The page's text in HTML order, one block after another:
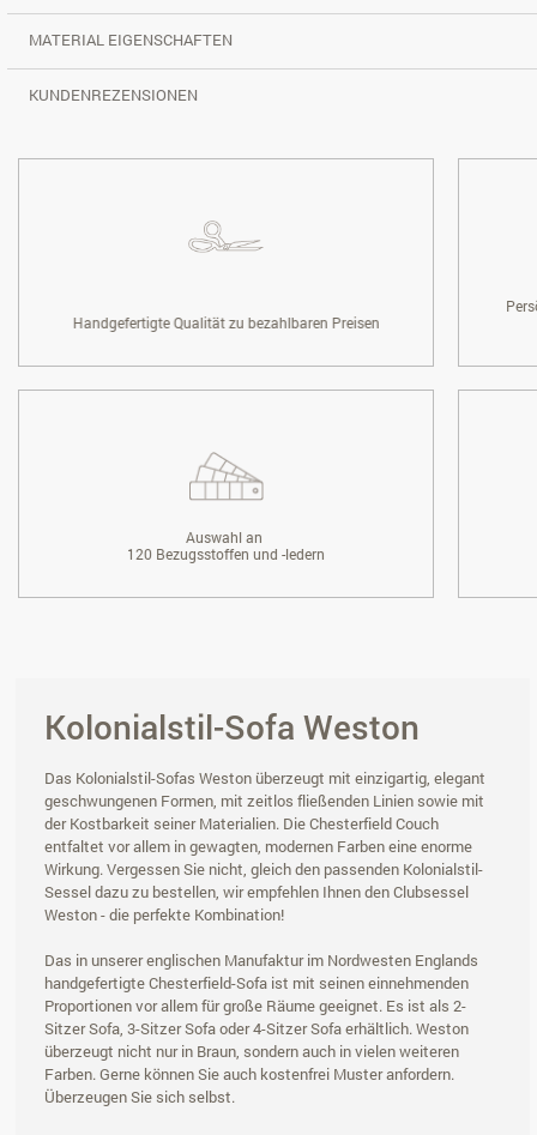
MATERIAL EIGENSCHAFTEN
KUNDENREZENSIONEN
Handgefertigte Qualität zu bezahlbaren Preisen
Auswahl an
120 Bezugsstoffen und -ledern
Kolonialstil-Sofa Weston
Das Kolonialstil-Sofas Weston überzeugt mit einzigartig, elegant
geschwungenen Formen, mit zeitlos fließenden Linien sowie mit
der Kostbarkeit seiner Materialien. Die Chesterfield Couch
entfaltet vor allem in gewagten, modernen Farben eine enorme
Wirkung. Vergessen Sie nicht, gleich den passenden Kolonialstil-
Sessel dazu zu bestellen, wir empfehlen Ihnen den Clubsessel
Weston - die perfekte Kombination!
Das in unserer englischen Manufaktur im Nordwesten Englands
handgefertigte Chesterfield-Sofa ist mit seinen einnehmenden
Proportionen vor allem für große Räume geeignet. Es ist als 2-
Sitzer Sofa, 3-Sitzer Sofa oder 4-Sitzer Sofa erhältlich. Weston
überzeugt nicht nur in Braun, sondern auch in vielen weiteren
Farben. Gerne können Sie auch kostenfrei Muster anfordern.
Überzeugen Sie sich selbst.